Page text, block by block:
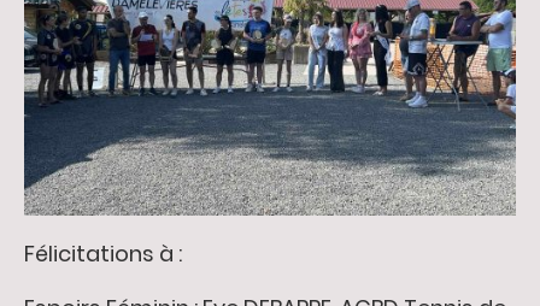
Félicitations à :